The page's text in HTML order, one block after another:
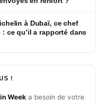
à Dubaï, ce chef
ce qu’il a rapporté dans
!
Week a besoin de votre